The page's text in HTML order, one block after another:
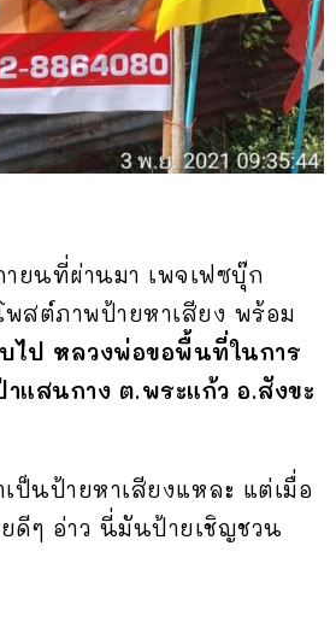
ยนที่ผ่านมา เพจเฟซบุ๊ก
พสต์ภาพป้ายหาเสียง พร้อม
ไป หลวงพ่อขอพื้นที่ในการ
แสนกาง ต.พระแก้ว อ.สังขะ
ป็นป้ายหาเสียงแหละ แต่เมื่อ
ดีๆ อ่าว นี่มันป้ายเชิญชวน